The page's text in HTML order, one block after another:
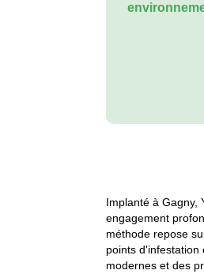
Implanté à Gagny,
engagement
méthode repose
points d'infestation
modernes et des